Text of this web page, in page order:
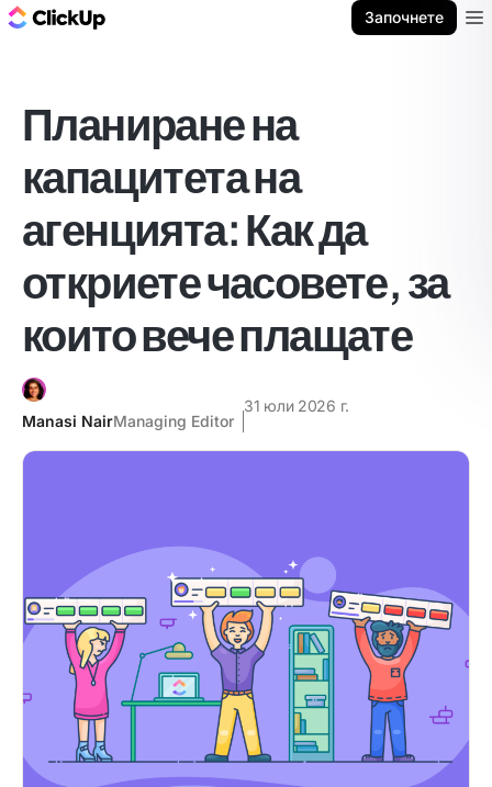
Започнете
Планиране на
капацитета на
агенцията: Как да
откриете часовете, за
които вече плащате
Manasi NairManaging Editor
31 юли 2026 г.